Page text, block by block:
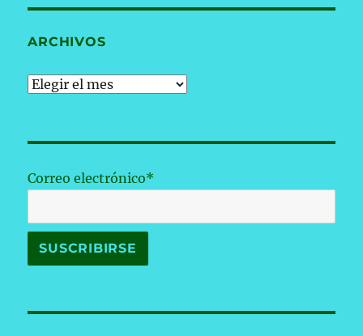
ARCHIVOS
Archivos
Correo electrónico*